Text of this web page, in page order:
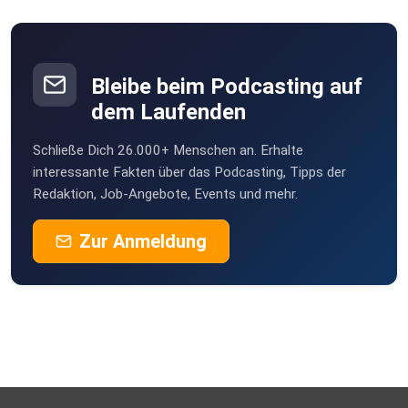
• unsere Facebook-Seite
unter https://www.facebook.com/malfreundefm oder
• unseren Instagram-Account
unter https://www.instagram.com/malfreundefm
Du magst, was wir tun?
Bleibe beim Podcasting auf
dem Laufenden
Schließe Dich 26.000+ Menschen an. Erhalte
interessante Fakten über das Podcasting, Tipps der
Redaktion, Job-Angebote, Events und mehr.
Zur Anmeldung